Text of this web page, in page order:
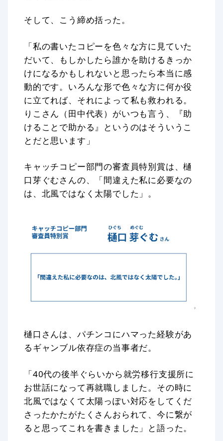
そして、こう締め括った。
「私の書いたコピーを色々な方に見ていた
だいて、もしかしたら誰かを助けるきっか
けになるかもしれないと思ったら本当に感
動的です。いろんな形で色々な方に何か役
に立てれば、それによって私も救われる。
りこさん（田中代表）がいつも言う、『助
けることで助かる』というのはそういうこ
とだと思います」
キャッチコピー部門の審査員特別賞は、樋
口芽ぐむさんの、「間違えた私に必要なの
は、北風ではなく太陽でした」。
樋口さんは、パチンコにハマった経験があ
るギャンブル依存症の当事者だ。
「40代の後半ぐらいから就労移行支援所に
お世話になって再就職しました。その時に
北風ではなくて太陽っぽい対応をしてくだ
さったかたがたくさんおられて、今に繋が
ると思ってこれを書きました」と語った。